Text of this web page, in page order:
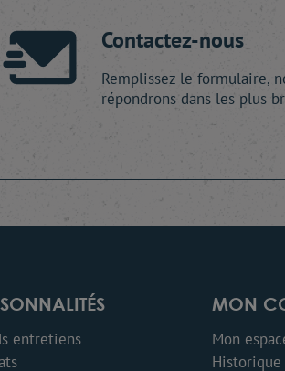
Contactez-nous
Remplissez le formulaire,
répondrons dans les plus
entretiens
MON
Mon
Historique